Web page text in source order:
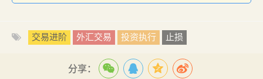
交易进阶 外汇交易 投资执行 止损
分享：